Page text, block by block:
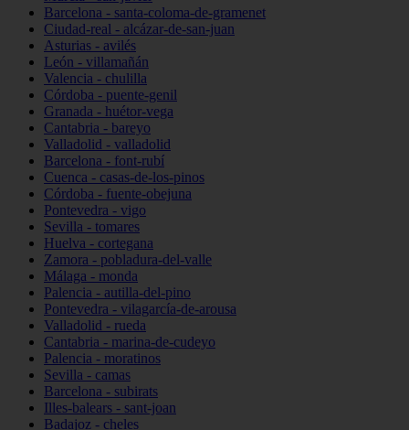
Barcelona - santa-coloma-de-gramenet
Ciudad-real - alcázar-de-san-juan
Asturias - avilés
León - villamañán
Valencia - chulilla
Córdoba - puente-genil
Granada - huétor-vega
Cantabria - bareyo
Valladolid - valladolid
Barcelona - font-rubí
Cuenca - casas-de-los-pinos
Córdoba - fuente-obejuna
Pontevedra - vigo
Sevilla - tomares
Huelva - cortegana
Zamora - pobladura-del-valle
Málaga - monda
Palencia - autilla-del-pino
Pontevedra - vilagarcía-de-arousa
Valladolid - rueda
Cantabria - marina-de-cudeyo
Palencia - moratinos
Sevilla - camas
Barcelona - subirats
Illes-balears - sant-joan
Badajoz - cheles